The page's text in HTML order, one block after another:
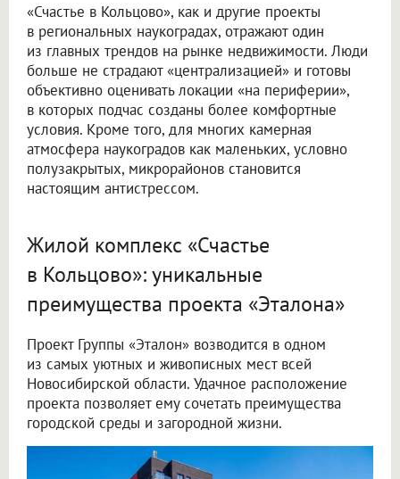
«Счастье в Кольцово», как и другие проекты
в региональных наукоградах, отражают один
из главных трендов на рынке недвижимости. Люди
больше не страдают «централизацией» и готовы
объективно оценивать локации «на периферии»,
в которых подчас созданы более комфортные
условия. Кроме того, для многих камерная
атмосфера наукоградов как маленьких, условно
полузакрытых, микрорайонов становится
настоящим антистрессом.
Жилой комплекс «Счастье
в Кольцово»: уникальные
преимущества проекта «Эталона»
Проект Группы «Эталон» возводится в одном
из самых уютных и живописных мест всей
Новосибирской области. Удачное расположение
проекта позволяет ему сочетать преимущества
городской среды и загородной жизни.